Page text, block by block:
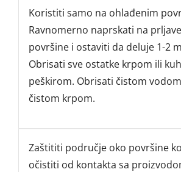
Koristiti samo na ohlađenim
Ravnomerno naprskati na
površine i ostaviti da deluje 1-2
Obrisati sve ostatke krpom ili
peškirom. Obrisati čistom
čistom krpom.
Zaštititi područje oko površine
očistiti od kontakta sa